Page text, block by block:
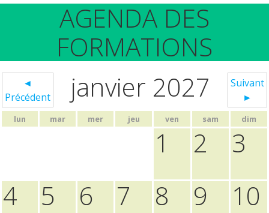
AGENDA DES
FORMATIONS
◄
Précédent
janvier 2027
Suivant
►
lun mar mer jeu ven sam dim
1 2
3
4
5 6 7 8 9
10